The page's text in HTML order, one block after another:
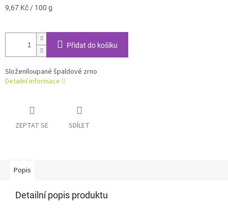
Měrná
9,67 Kč / 100 g
Přidat do košíku
Složeníloupané špaldové zrno
Detailní informace
ZEPTAT SE SDÍLET
Popis
Detailní popis produktu